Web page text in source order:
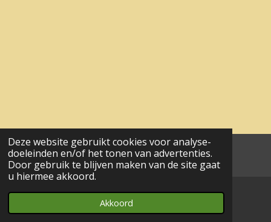
Deze website gebruikt cookies voor analyse-
doeleinden en/of het tonen van advertenties.
Door gebruik te blijven maken van de site gaat
u hiermee akkoord.
Akkoord
aa© 2017 - 2024 wesgeco
E-mailadres